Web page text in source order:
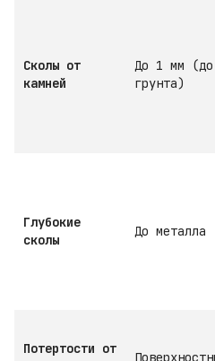
Сколы от
камней
До 1 мм (до
грунта)
Глубокие
сколы
До металла
Потертости от